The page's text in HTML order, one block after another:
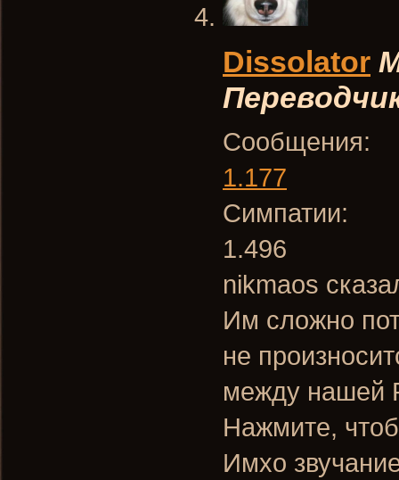
Dissolator
Сообщения:
1.177
Симпатии:
1.496
nikmaos
Им сложно
не
между нашей
Нажмите,
Имхо